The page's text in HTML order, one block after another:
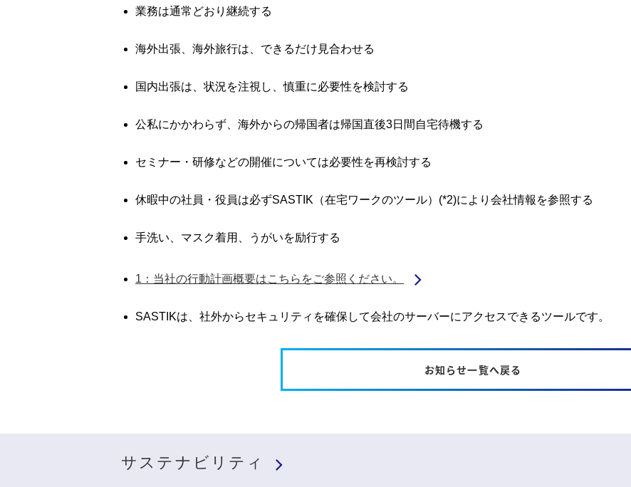
業務は通常どおり継続する
海外出張、海外旅行は、できるだけ見合わせる
国内出張は、状況を注視し、慎重に必要性を検討する
公私にかかわらず、海外からの帰国者は帰国直後3日間自宅待機する
セミナー・研修などの開催については必要性を再検討する
休暇中の社員・役員は必ずSASTIK（在宅ワークのツール）(*2)により会社情報を参照する
手洗い、マスク着用、うがいを励行する
1：当社の行動計画概要はこちらをご参照ください。
SASTIKは、社外からセキュリティを確保して会社のサーバーにアクセスできるツールです。
お知らせ一覧へ戻る
サステナビリティ